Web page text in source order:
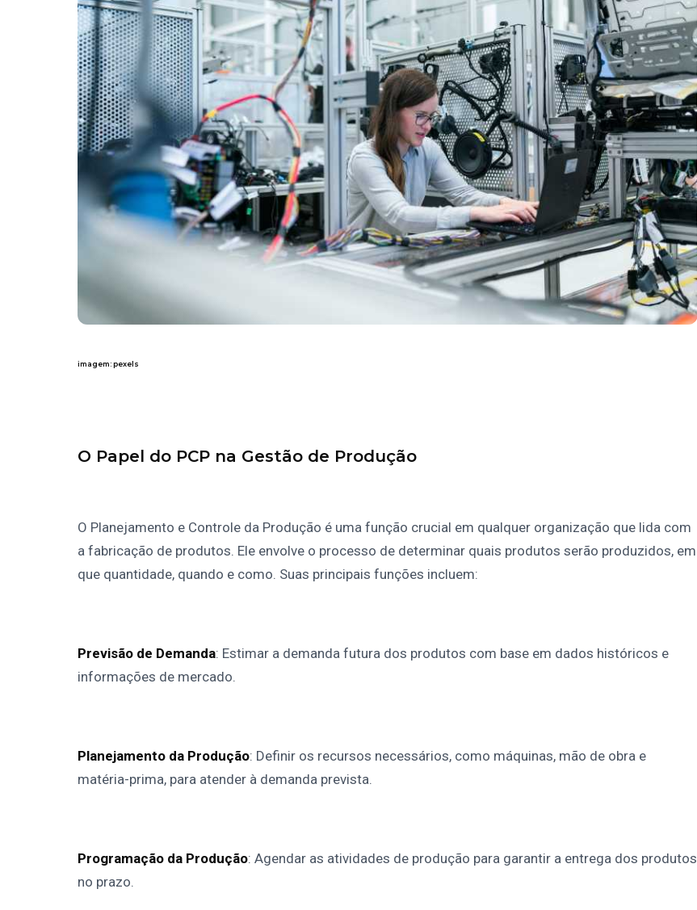
imagem:pexels
O Papel do PCP na Gestão de Produção
O Planejamento e Controle da Produção é uma função crucial em qualquer organização que lida com
a fabricação de produtos. Ele envolve o processo de determinar quais produtos serão produzidos, em
que quantidade, quando e como. Suas principais funções incluem:
Previsão de Demanda: Estimar a demanda futura dos produtos com base em dados históricos e
informações de mercado.
Planejamento da Produção: Definir os recursos necessários, como máquinas, mão de obra e
matéria-prima, para atender à demanda prevista.
Programação da Produção: Agendar as atividades de produção para garantir a entrega dos produtos
no prazo.